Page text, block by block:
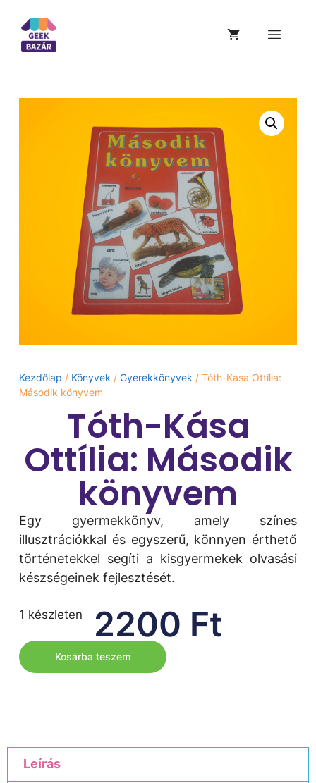
Kezdőlap / Könyvek / Gyerekkönyvek / Tóth-Kása Ottília:
Második könyvem
Tóth-Kása
Ottília: Második
könyvem
Egy gyermekkönyv, amely színes
illusztrációkkal és egyszerű, könnyen érthető
történetekkel segíti a kisgyermekek olvasási
készségeinek fejlesztését.
2200 Ft
1 készleten
Kosárba teszem
Leírás